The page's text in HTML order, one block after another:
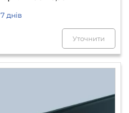
днів
Уточнити